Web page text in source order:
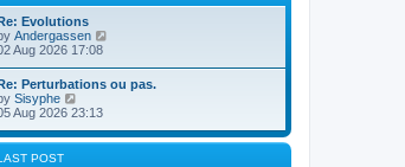
Evolutions
Andergassen
t
l
a
Aug 2026 17:08
Perturbations ou pas.
Sisyphe
i
w
Aug 2026 23:13
POST